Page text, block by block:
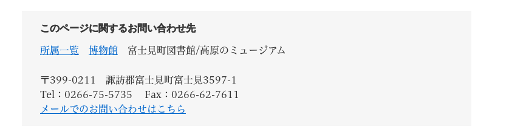
このページに関するお問い合わせ先
所属一覧 博物館 富士見町図書館/高原のミュージアム
〒399-0211
諏訪郡富士見町富士見3597-1
Tel：0266-75-5735
Fax：0266-62-7611
メールでのお問い合わせはこちら